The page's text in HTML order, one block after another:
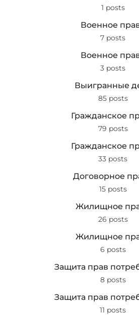
1 posts
Военное
7 posts
Военное
3 posts
Выигранные
85 posts
Гражданское
79 posts
Гражданское
33 posts
Договорное
15 posts
Жилищное
26 posts
Жилищное
6 posts
Защита прав
8 posts
Защита прав
11 posts